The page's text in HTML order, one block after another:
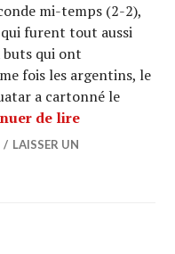
mi-temps (2-2),
furent tout aussi
qui ont
fois les argentins, le
a cartonné le
de lireLes 10
LAISSER UN